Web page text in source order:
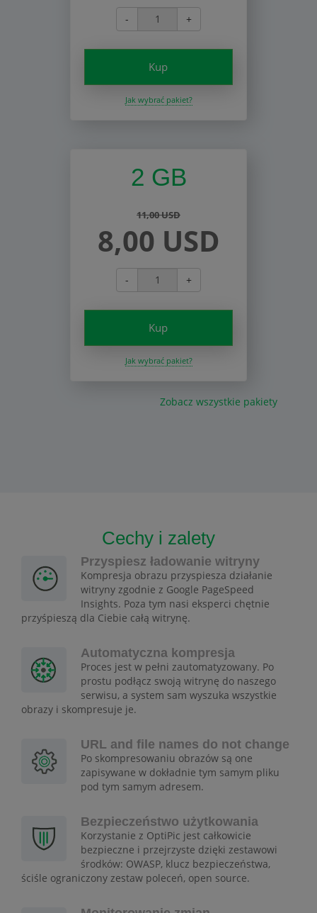
- +
Kup
Jak wybrać pakiet?
2 GB
11,00 USD
8,00 USD
- +
Kup
Jak wybrać pakiet?
Zobacz wszystkie pakiety
Cechy i zalety
Przyspiesz ładowanie witryny
Kompresja obrazu przyspiesza działanie
witryny zgodnie z Google PageSpeed
Insights. Poza tym nasi eksperci chętnie
przyśpieszą dla Ciebie całą witrynę.
Automatyczna kompresja
Proces jest w pełni zautomatyzowany. Po
prostu podłącz swoją witrynę do naszego
serwisu, a system sam wyszuka wszystkie
obrazy i skompresuje je.
URL and file names do not change
Po skompresowaniu obrazów są one
zapisywane w dokładnie tym samym pliku
pod tym samym adresem.
Bezpieczeństwo użytkowania
Korzystanie z OptiPic jest całkowicie
bezpieczne i przejrzyste dzięki zestawowi
środków: OWASP, klucz bezpieczeństwa,
ściśle ograniczony zestaw poleceń, open source.